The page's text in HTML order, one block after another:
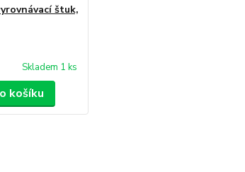
štuk,
Skladem 1 ks
košíku